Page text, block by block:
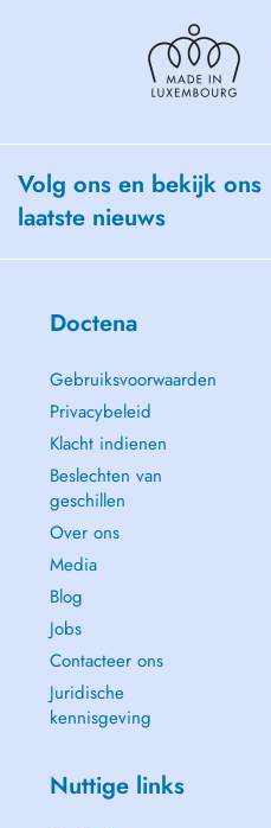
Volg ons en bekijk ons
laatste nieuws
Doctena
Gebruiksvoorwaarden
Privacybeleid
Klacht indienen
Beslechten van
geschillen
Over ons
Media
Blog
Jobs
Contacteer ons
Juridische
kennisgeving
Nuttige links